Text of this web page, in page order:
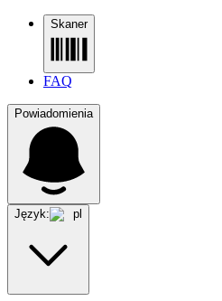
Skaner
FAQ
Powiadomienia
Język: pl